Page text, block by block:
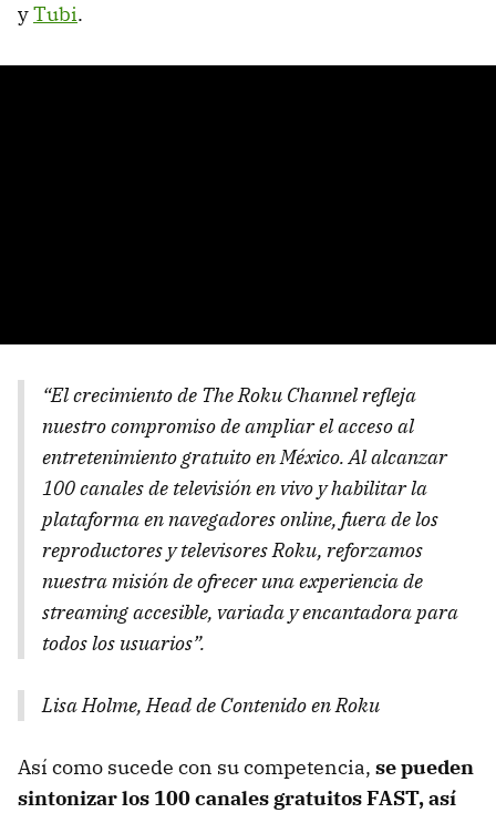
yTubi.
“El crecimiento de The Roku Channel refleja
nuestro compromiso de ampliar el acceso al
entretenimiento gratuito en México. Al alcanzar
100 canales de televisión en vivo y habilitar la
plataforma en navegadores online, fuera de los
reproductores y televisores Roku, reforzamos
nuestra misión de ofrecer una experiencia de
streaming accesible, variada y encantadora para
todos los usuarios”.
Lisa Holme, Head de Contenido en Roku
Así como sucede con su competencia, se pueden
sintonizar los 100 canales gratuitos FAST, así